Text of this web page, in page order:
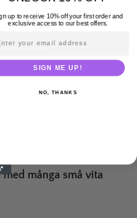
över 995 kr
asscherslipad kristall
många små vita
up to receive 10% off your first order and
exclusive access to our best offers.
SIGN ME UP!
NO, THANKS